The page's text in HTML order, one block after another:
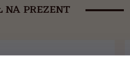
NA PREZENT